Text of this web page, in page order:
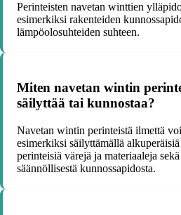
Perinteisten navetan winttien
esimerkiksi rakenteiden
lämpöolosuhteiden suhteen.
Miten navetan wintin
säilyttää tai kunnostaa?
Navetan wintin perinteistä ilmettä
esimerkiksi säilyttämällä
perinteisiä värejä ja materiaaleja
säännöllisestä kunnossapidosta.